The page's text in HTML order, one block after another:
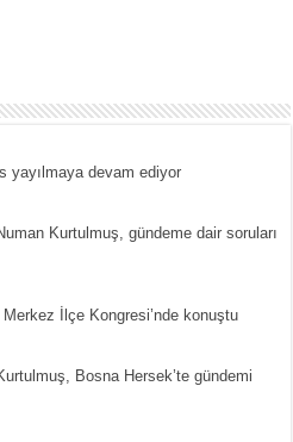
yayılmaya devam ediyor
Kurtulmuş, gündeme dair soruları
Merkez İlçe Kongresi’nde konuştu
Bosna Hersek’te gündemi